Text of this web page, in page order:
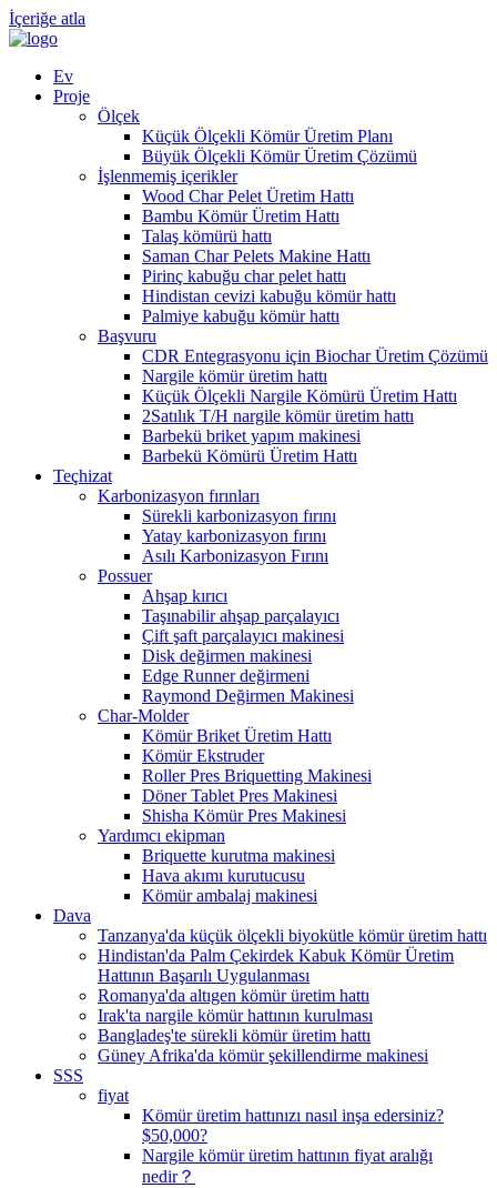
İçeriğe atla
Ev
Proje
Ölçek
Küçük Ölçekli Kömür Üretim Planı
Büyük Ölçekli Kömür Üretim Çözümü
İşlenmemiş içerikler
Wood Char Pelet Üretim Hattı
Bambu Kömür Üretim Hattı
Talaş kömürü hattı
Saman Char Pelets Makine Hattı
Pirinç kabuğu char pelet hattı
Hindistan cevizi kabuğu kömür hattı
Palmiye kabuğu kömür hattı
Başvuru
CDR Entegrasyonu için Biochar Üretim Çözümü
Nargile kömür üretim hattı
Küçük Ölçekli Nargile Kömürü Üretim Hattı
2Satılık T/H nargile kömür üretim hattı
Barbekü briket yapım makinesi
Barbekü Kömürü Üretim Hattı
Teçhizat
Karbonizasyon fırınları
Sürekli karbonizasyon fırını
Yatay karbonizasyon fırını
Asılı Karbonizasyon Fırını
Possuer
Ahşap kırıcı
Taşınabilir ahşap parçalayıcı
Çift şaft parçalayıcı makinesi
Disk değirmen makinesi
Edge Runner değirmeni
Raymond Değirmen Makinesi
Char-Molder
Kömür Briket Üretim Hattı
Kömür Ekstruder
Roller Pres Briquetting Makinesi
Döner Tablet Pres Makinesi
Shisha Kömür Pres Makinesi
Yardımcı ekipman
Briquette kurutma makinesi
Hava akımı kurutucusu
Kömür ambalaj makinesi
Dava
Tanzanya'da küçük ölçekli biyokütle kömür üretim hattı
Hindistan'da Palm Çekirdek Kabuk Kömür Üretim
Hattının Başarılı Uygulanması
Romanya'da altıgen kömür üretim hattı
Irak'ta nargile kömür hattının kurulması
Bangladeş'te sürekli kömür üretim hattı
Güney Afrika'da kömür şekillendirme makinesi
SSS
fiyat
Kömür üretim hattınızı nasıl inşa edersiniz?
$50,000?
Nargile kömür üretim hattının fiyat aralığı
nedir？